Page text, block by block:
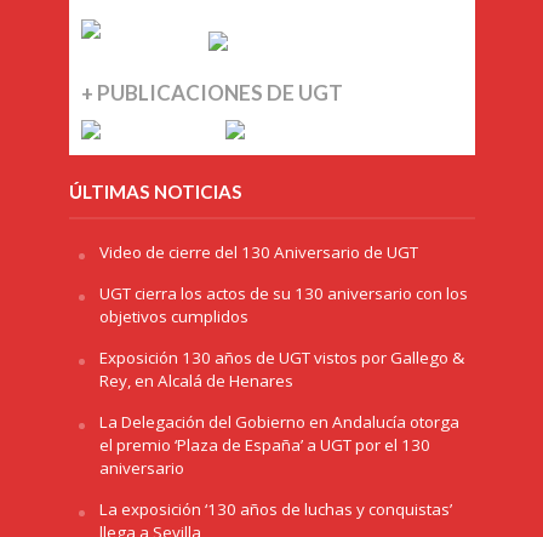
+ PUBLICACIONES DE UGT
ÚLTIMAS NOTICIAS
Video de cierre del 130 Aniversario de UGT
UGT cierra los actos de su 130 aniversario con los
objetivos cumplidos
Exposición 130 años de UGT vistos por Gallego &
Rey, en Alcalá de Henares
La Delegación del Gobierno en Andalucía otorga
el premio ‘Plaza de España’ a UGT por el 130
aniversario
La exposición ‘130 años de luchas y conquistas’
llega a Sevilla